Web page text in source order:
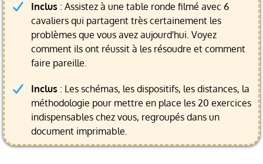
Inclus : Assistez à une table ronde filmé avec 6
cavaliers qui partagent très certainement les
problèmes que vous avez aujourd'hui. Voyez
comment ils ont réussit à les résoudre et comment
faire pareille.
Inclus : Les schémas, les dispositifs, les distances, la
méthodologie pour mettre en place les 20 exercices
indispensables chez vous, regroupés dans un
document imprimable.